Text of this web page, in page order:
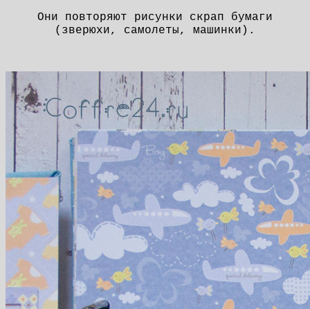
Они повторяют рисунки скрап бумаги
(зверюхи, самолеты, машинки).